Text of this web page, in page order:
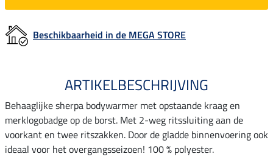
Beschikbaarheid in de MEGA STORE
ARTIKELBESCHRIJVING
Behaaglijke sherpa bodywarmer met opstaande kraag en
merklogobadge op de borst. Met 2-weg ritssluiting aan de
voorkant en twee ritszakken. Door de gladde binnenvoering ook
ideaal voor het overgangsseizoen! 100 % polyester.